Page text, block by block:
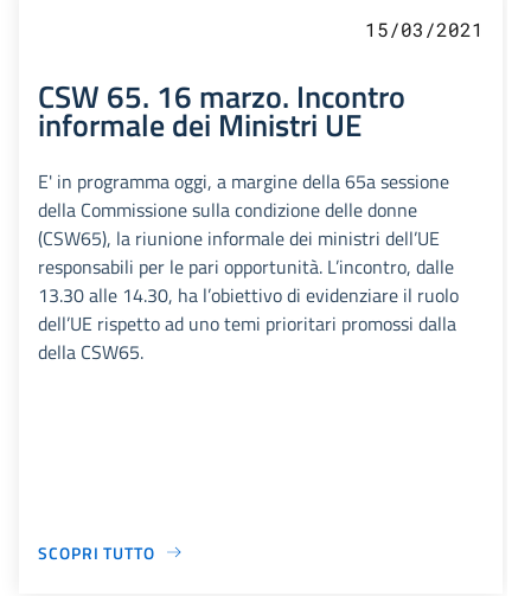
15/03/2021
CSW 65. 16 marzo. Incontro
informale dei Ministri UE
E' in programma oggi, a margine della 65a sessione
della Commissione sulla condizione delle donne
(CSW65), la riunione informale dei ministri dell’UE
responsabili per le pari opportunità. L’incontro, dalle
13.30 alle 14.30, ha l’obiettivo di evidenziare il ruolo
dell’UE rispetto ad uno temi prioritari promossi dalla
della CSW65.
SCOPRI TUTTO